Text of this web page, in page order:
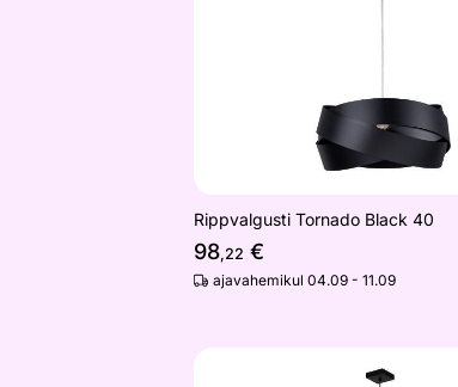
Rippvalgusti Tornado Black 40
98,22 €
ajavahemikul 04.09 - 11.09
Rippvalgusti Granados